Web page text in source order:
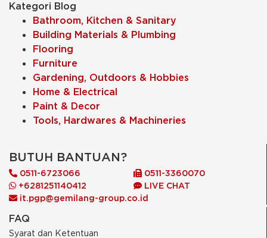
Kategori Blog
Bathroom, Kitchen & Sanitary
Building Materials & Plumbing
Flooring
Furniture
Gardening, Outdoors & Hobbies
Home & Electrical
Paint & Decor
Tools, Hardwares & Machineries
BUTUH BANTUAN?
0511-6723066
0511-3360070
+6281251140412
LIVE CHAT
it.pgp@gemilang-group.co.id
FAQ
Syarat dan Ketentuan